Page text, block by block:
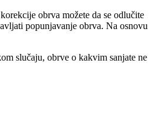
obrva možete da se odlučite
popunjavanje obrva. Na osnovu
slučaju, obrve o kakvim sanjate ne